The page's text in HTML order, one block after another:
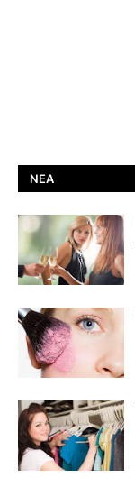
ΝΈΑ